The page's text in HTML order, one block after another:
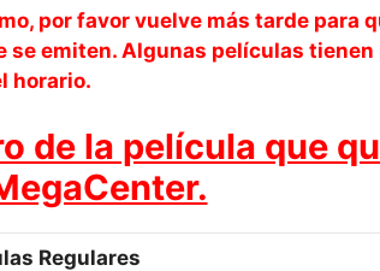
por favor vuelve más tarde para
emiten. Algunas películas
horario.
de la película que
Regulares